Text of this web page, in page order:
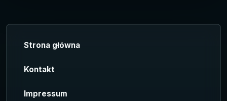
Strona główna
Kontakt
Impressum